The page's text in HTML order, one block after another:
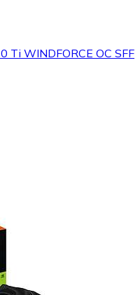
Ti WINDFORCE OC SFF